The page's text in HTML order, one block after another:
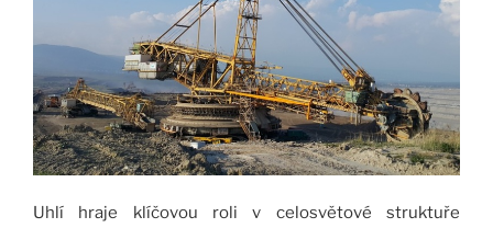
Uhlí hraje klíčovou roli v celosvětové struktuře